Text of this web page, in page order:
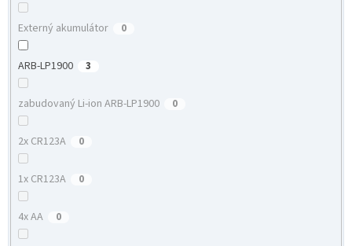
Externý akumulátor 0
ARB-LP1900 3
zabudovaný Li-ion ARB-LP1900 0
2x CR123A 0
1x CR123A 0
4x AA 0